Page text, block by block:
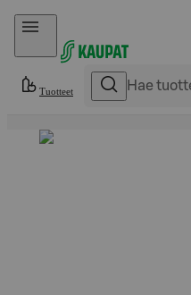
Hyppää sisältöön
Tuotteet